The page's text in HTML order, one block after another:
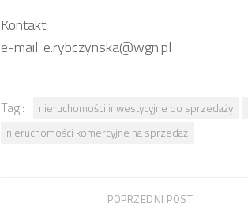
Kontakt:
e-mail: e.rybczynska@wgn.pl
Tagi: nieruchomości inwestycyjne do sprzedaży
nieruchomości komercyjne na sprzedaż
POPRZEDNI POST